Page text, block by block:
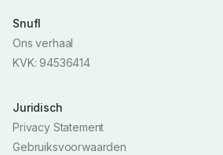
Snufl
Ons verhaal
KVK: 94536414
Juridisch
Privacy Statement
Gebruiksvoorwaarden